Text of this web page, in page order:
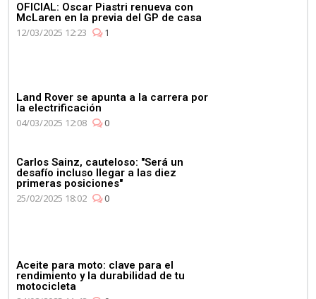
OFICIAL: Oscar Piastri renueva con
McLaren en la previa del GP de casa
12/03/2025 12:23
1
Land Rover se apunta a la carrera por
la electrificación
04/03/2025 12:08
0
Carlos Sainz, cauteloso: "Será un
desafío incluso llegar a las diez
primeras posiciones"
25/02/2025 18:02
0
Aceite para moto: clave para el
rendimiento y la durabilidad de tu
motocicleta